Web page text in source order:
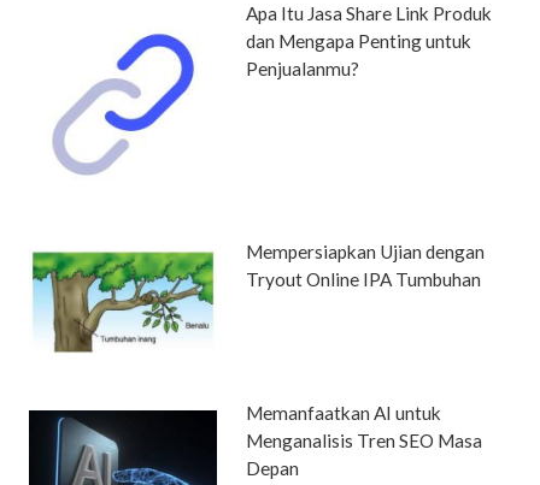
Apa Itu Jasa Share Link Produk
dan Mengapa Penting untuk
Penjualanmu?
Mempersiapkan Ujian dengan
Tryout Online IPA Tumbuhan
Memanfaatkan AI untuk
Menganalisis Tren SEO Masa
Depan